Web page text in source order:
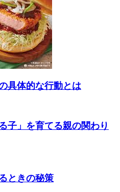
具体的な行動とは
子」を育てる親の関わり
ときの秘策